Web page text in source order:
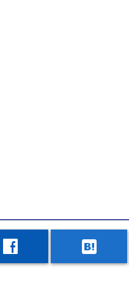
facebook hatenabookmark